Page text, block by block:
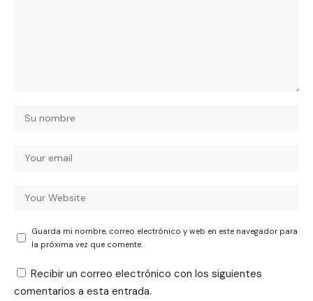
Guarda mi nombre, correo electrónico y web en este navegador para
la próxima vez que comente.
Recibir un correo electrónico con los siguientes
comentarios a esta entrada.